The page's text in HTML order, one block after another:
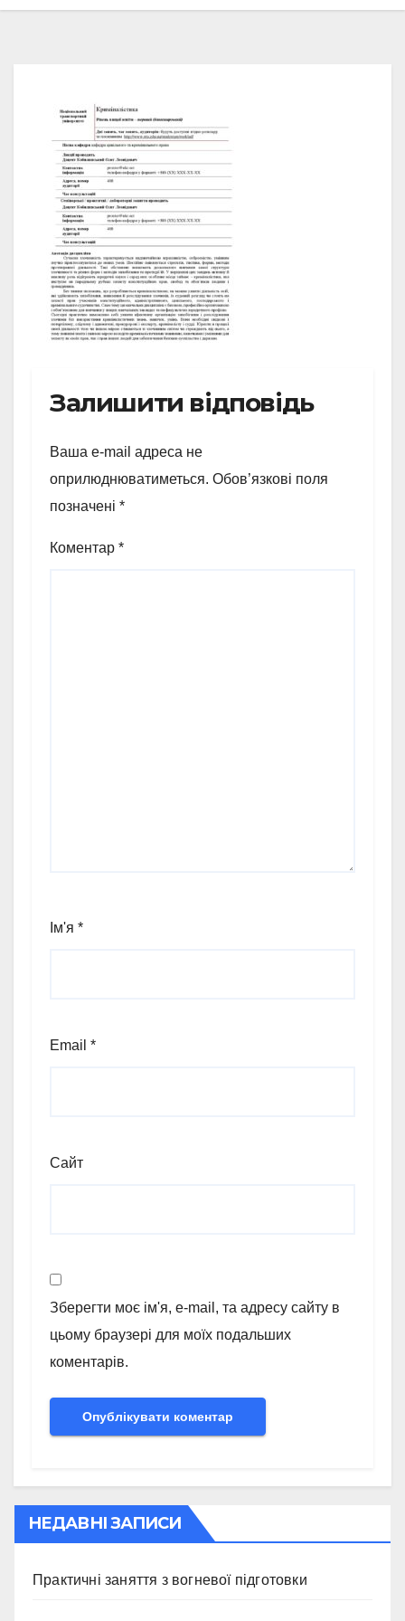
Залишити відповідь
Ваша e-mail адреса не
оприлюднюватиметься. Обов’язкові поля
позначені *
Коментар *
Ім'я *
Email *
Сайт
Зберегти моє ім'я, e-mail, та адресу сайту в
цьому браузері для моїх подальших
коментарів.
НЕДАВНІ ЗАПИСИ
Практичні заняття з вогневої підготовки